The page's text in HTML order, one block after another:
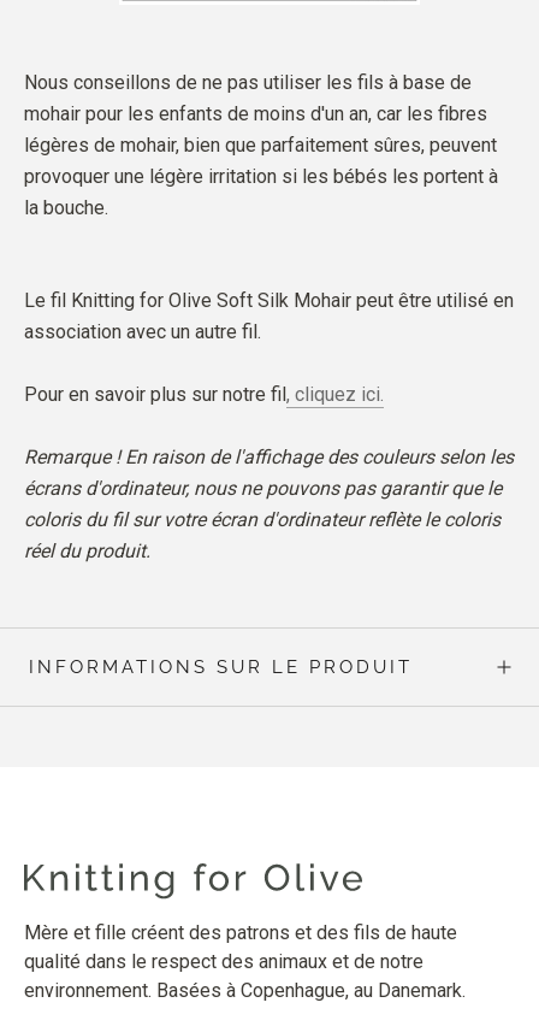
Nous conseillons de ne pas utiliser les fils à base de
mohair pour les enfants de moins d'un an, car les fibres
légères de mohair, bien que parfaitement sûres, peuvent
provoquer une légère irritation si les bébés les portent à
la bouche.
Le fil Knitting for Olive Soft Silk Mohair peut être utilisé en
association avec un autre fil.
Pour en savoir plus sur notre fil , cliquez ici.
Remarque ! En raison de l'affichage des couleurs selon les
écrans d'ordinateur, nous ne pouvons pas garantir que le
coloris du fil sur votre écran d'ordinateur reflète le coloris
réel du produit.
INFORMATIONS SUR LE PRODUIT
Mère et fille créent des patrons et des fils de haute
qualité dans le respect des animaux et de notre
environnement. Basées à Copenhague, au Danemark.